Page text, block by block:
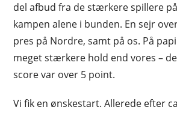
del afbud fra de stærkere spillere
kampen alene i bunden. En sejr
pres på Nordre, samt på os. På
meget stærkere hold end vores –
score var over 5 point.
Vi fik en ønskestart. Allerede efter